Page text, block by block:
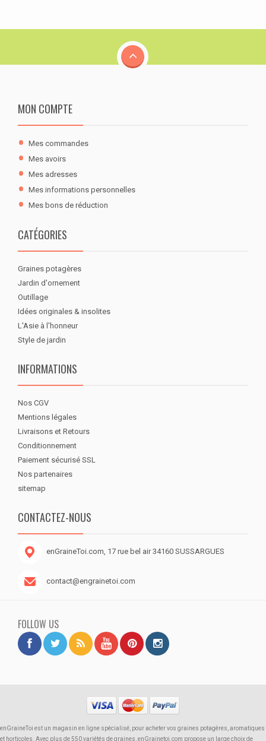
MON COMPTE
Mes commandes
Mes avoirs
Mes adresses
Mes informations personnelles
Mes bons de réduction
CATÉGORIES
Graines potagères
Jardin d'ornement
Outillage
Idées originales & insolites
L'Asie à l'honneur
Style de jardin
INFORMATIONS
Nos CGV
Mentions légales
Livraisons et Retours
Conditionnement
Paiement sécurisé SSL
Nos partenaires
sitemap
CONTACTEZ-NOUS
enGraineToi.com, 17 rue bel air 34160 SUSSARGUES
contact@engrainetoi.com
FOLLOW US
enGraineToi est un magasin en ligne spécialisé, pour acheter vos graines potagères, aromatiques
et horticoles. Avec plus de 550 variétés de graines, enGrainetoi.com propose un large choix de